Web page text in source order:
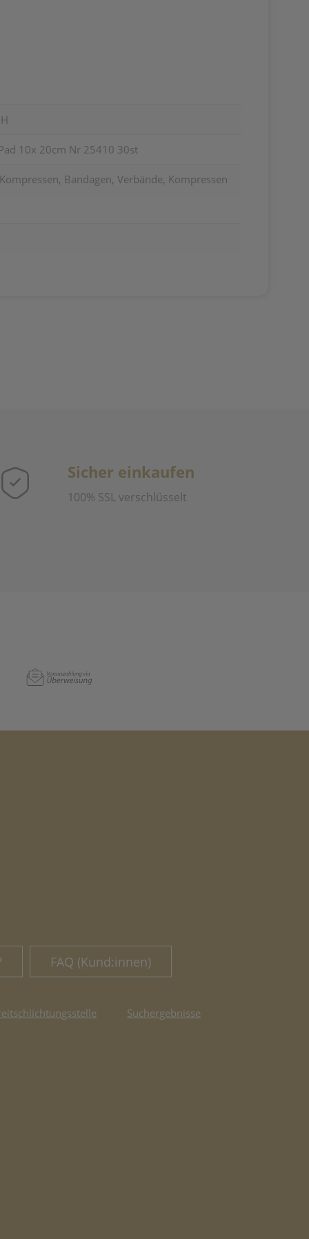
10x 20cm Nr 25410 30st
Bandagen, Verbände, Kompressen
Sicher einkaufen
100% SSL verschlüsselt
FAQ (Kund:innen)
Suchergebnisse